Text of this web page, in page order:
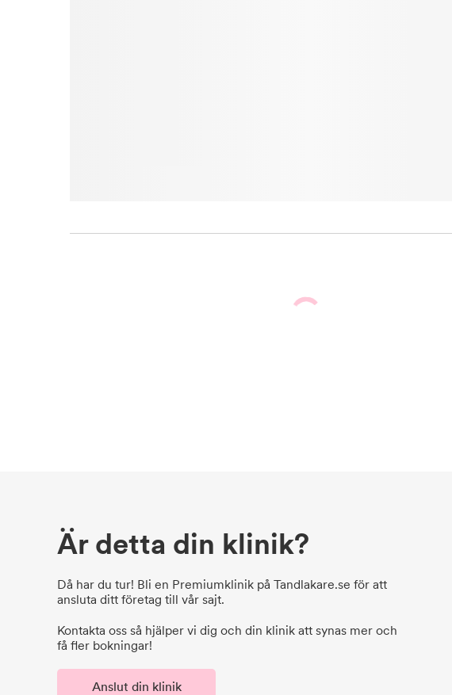
Är detta din klinik?
Då har du tur! Bli en Premiumklinik på Tandlakare.se för att
ansluta ditt företag till vår sajt.
Kontakta oss så hjälper vi dig och din klinik att synas mer och
få fler bokningar!
Anslut din klinik